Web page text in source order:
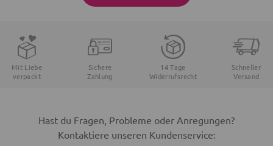
Mit Liebe
verpackt
Sichere
Zahlung
14 Tage
Widerrufsrecht
Schneller
Versand
Hast du Fragen, Probleme oder Anregungen?
Kontaktiere unseren Kundenservice: